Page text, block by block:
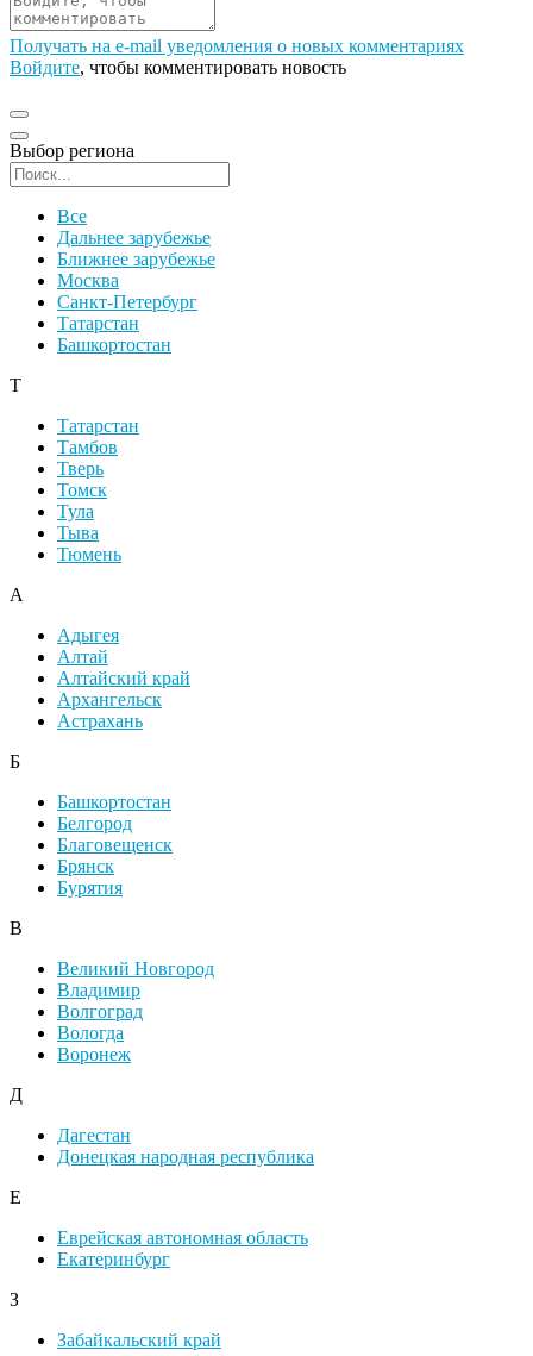
Получать на e‑mail уведомления о новых комментариях
Войдите, чтобы комментировать новость
Выбор региона
Все
Дальнее зарубежье
Ближнее зарубежье
Москва
Санкт-Петербург
Татарстан
Башкортостан
Т
Татарстан
Тамбов
Тверь
Томск
Тула
Тыва
Тюмень
А
Адыгея
Алтай
Алтайский край
Архангельск
Астрахань
Б
Башкортостан
Белгород
Благовещенск
Брянск
Бурятия
В
Великий Новгород
Владимир
Волгоград
Вологда
Воронеж
Д
Дагестан
Донецкая народная республика
Е
Еврейская автономная область
Екатеринбург
З
Забайкальский край